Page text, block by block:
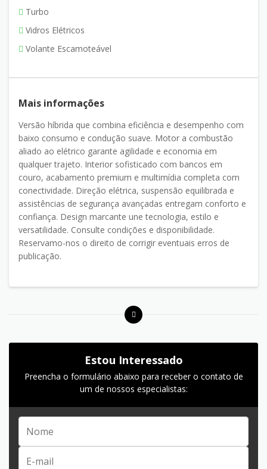
Turbo
Vidros Elétricos
Volante Escamoteável
Mais informações
Versão híbrida que combina eficiência e desempenho com
baixo consumo e condução suave. Motor a combustão
aliado ao elétrico garante agilidade e economia em
qualquer trajeto. Interior sofisticado com bancos em
couro, acabamento premium e multimídia completa com
conectividade. Direção elétrica, suspensão equilibrada e
assistências de segurança avançadas entregam conforto e
confiança. Design marcante une tecnologia, estilo e
versatilidade. Consulte condições e disponibilidade.
Reservamo-nos o direito de corrigir eventuais erros de
publicação.
Estou Interessado
Preencha o formulário abaixo para receber o contato de
um de nossos especialistas: